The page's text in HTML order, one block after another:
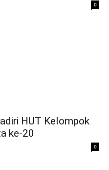
0
HUT Kelompok
ke-20
0